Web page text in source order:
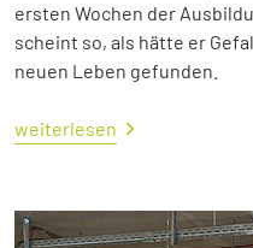
ersten Wochen der
scheint so, als hätte er
neuen Leben gefunden.
weiterlesen